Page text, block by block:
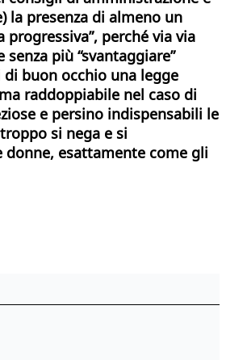
la presenza di almeno un
perché via via
più “svantaggiare”
buon occhio una legge
raddoppiabile nel caso di
e persino indispensabili le
si nega e si
donne, esattamente come gli